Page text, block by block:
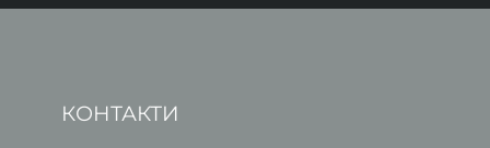
КОНТАКТИ